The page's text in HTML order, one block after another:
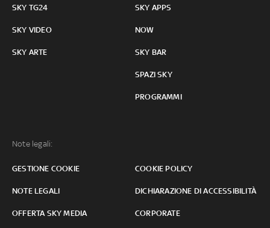
SKY TG24
SKY VIDEO
SKY ARTE
SKY APPS
NOW
SKY BAR
SPAZI SKY
PROGRAMMI
Note legali:
GESTIONE COOKIE COOKIE POLICY
NOTE LEGALI DICHIARAZIONE DI ACCESSIBILITÀ
OFFERTA SKY MEDIA CORPORATE